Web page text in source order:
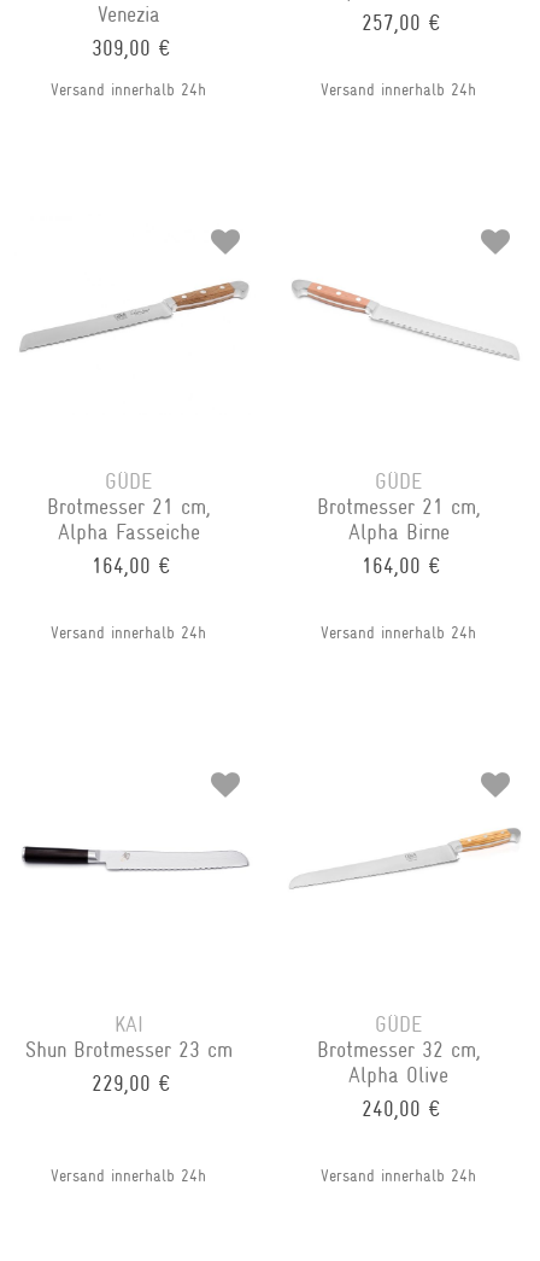
Venezia
309,00 €
Versand innerhalb 24h
257,00 €
Versand innerhalb 24h
GÜDE
Brotmesser 21 cm,
Alpha Fasseiche
164,00 €
Versand innerhalb 24h
GÜDE
Brotmesser 21 cm,
Alpha Birne
164,00 €
Versand innerhalb 24h
KAI
Shun Brotmesser 23 cm
229,00 €
Versand innerhalb 24h
GÜDE
Brotmesser 32 cm,
Alpha Olive
240,00 €
Versand innerhalb 24h